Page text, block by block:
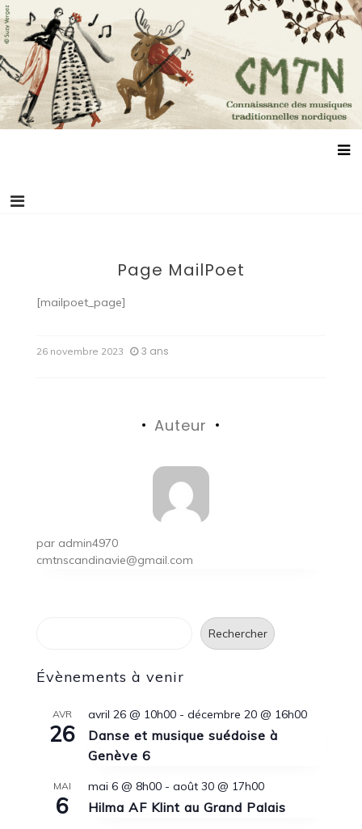
Aller
au
contenu
Connaissance des musiques traditionnelles
nordiques
Association de promotion des musiques, des danses et de la culture
scandinaves
Page MailPoet
[mailpoet_page]
26 novembre 2023 3 ans
Auteur
par admin4970
cmtnscandinavie@gmail.com
Rechercher
Évènements à venir
AVR
26
avril 26 @ 10h00- décembre 20 @ 16h00
Danse et musique suédoise à
Genève 6
MAI
6
mai 6 @ 8h00- août 30 @ 17h00
Hilma AF Klint au Grand Palais